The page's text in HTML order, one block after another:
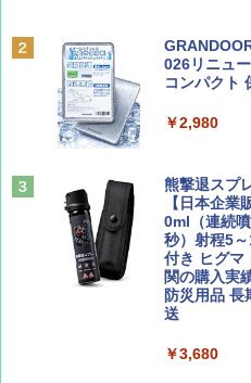
SOTO ミニ
￥1,500
￥1,540
Coyote
力的な町
￥2,079
球の歩き方
￥2,479
地球の歩き
PYKES
ト プライバ
ーチ ピクニ
￥4,980
ENDLESS
テント ワン
￥5,999
026リニュ
コンパクト
￥2,980
熊撃退スプ
【日本企
0ml（連続
秒）射程5
付き ヒグマ
関の購入実
防災用品 長
送
￥3,680